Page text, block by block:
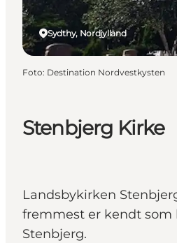
Stenbjerg Kirke
Landsbykirken
fremmest er kendt som
Stenbjerg.
Sydthy, Nordjylland
Foto: Destination Nordvestkysten